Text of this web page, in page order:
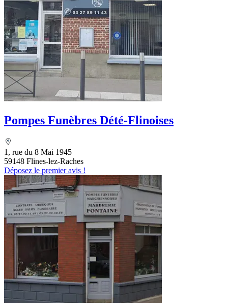
Pompes Funèbres Dété-Flinoises
1, rue du 8 Mai 1945
59148 Flines-lez-Raches
Déposez le premier avis !